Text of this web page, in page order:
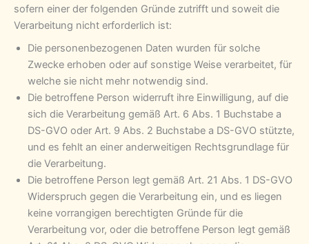
sofern einer der folgenden Gründe zutrifft und soweit die
Verarbeitung nicht erforderlich ist:
Die personenbezogenen Daten wurden für solche
Zwecke erhoben oder auf sonstige Weise verarbeitet, für
welche sie nicht mehr notwendig sind.
Die betroffene Person widerruft ihre Einwilligung, auf die
sich die Verarbeitung gemäß Art. 6 Abs. 1 Buchstabe a
DS-GVO oder Art. 9 Abs. 2 Buchstabe a DS-GVO stützte,
und es fehlt an einer anderweitigen Rechtsgrundlage für
die Verarbeitung.
Die betroffene Person legt gemäß Art. 21 Abs. 1 DS-GVO
Widerspruch gegen die Verarbeitung ein, und es liegen
keine vorrangigen berechtigten Gründe für die
Verarbeitung vor, oder die betroffene Person legt gemäß